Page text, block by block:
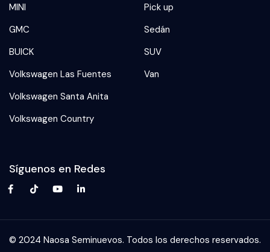
MINI
GMC
BUICK
Volkswagen Las Fuentes
Volkswagen Santa Anita
Volkswagen Country
Pick up
Sedán
SUV
Van
Síguenos en Redes
© 2024 Naosa Seminuevos. Todos los derechos reservados.